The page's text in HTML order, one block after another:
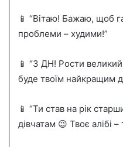
📱 “Вітаю! Бажаю, щоб
проблеми – худими!”
📱 “З ДН! Рости
буде твоїм найкращим
📱 “Ти став на рік
дівчатам 😉 Твоє алібі